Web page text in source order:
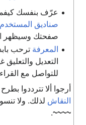
عرّف بنفسك كيفما
صناديق المستخدم
صفحتك وسيظهر
المعرفةترحب
التعديل والتعليق غير
للتواصل مع القراء
ألا تترددوا بطرح
لذلك. ولا تنسوا
.